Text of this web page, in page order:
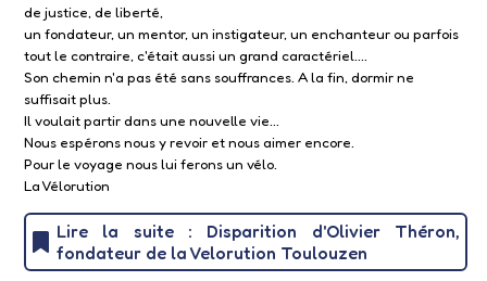
de justice, de liberté,
un fondateur, un mentor, un instigateur, un enchanteur ou parfois
tout le contraire, c'était aussi un grand caractériel....
Son chemin n'a pas été sans souffrances. A la fin, dormir ne
suffisait plus.
Il voulait partir dans une nouvelle vie...
Nous espérons nous y revoir et nous aimer encore.
Pour le voyage nous lui ferons un vélo.
La Vélorution
Lire la suite : Disparition d'Olivier Théron,
fondateur de la Velorution Toulouzen